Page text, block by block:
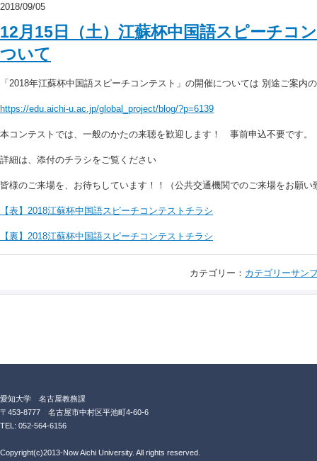
2018/09/05
12月15日（土）江蘇杯中国語スピーチコ
ついて
「2018年江蘇杯中国語スピーチコンテスト」の開催については 別途ご案内
https://edu.aichi-u.ac.jp/global_project/blog/?p=6139
本コンテストでは、一般のかたの来聴を歓迎します！ 事前申込不要です。
詳細は、添付のチラシをご覧ください
皆様のご来場を、お待ちしています！！（公共交通機関でのご来場をお願い
【表】2018江蘇杯中国語スピーチコンテストチラシ
【裏】2018江蘇杯中国語スピーチコンテストチラシ
カテゴリー： カテゴリーサン
愛知大学 名古屋教務課
〒453-8777 名古屋市中村区平池町4-60-6
TEL: 052-564-6156
Copyright(c)2013-Now Aichi University. All rights reserved.